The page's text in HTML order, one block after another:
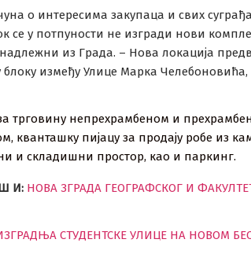
о интересима закупаца и свих
се у потпуности не изгради нови
из Града. – Нова локација
блоку између Улице Марка
трговину непрехрамбеном и
кванташку пијацу за продају робе из
и складишни простор, као и паркинг.
И: НОВА ЗГРАДА ГЕОГРАФСКОГ И
СТУДЕНТСКЕ УЛИЦЕ НА НОВОМ